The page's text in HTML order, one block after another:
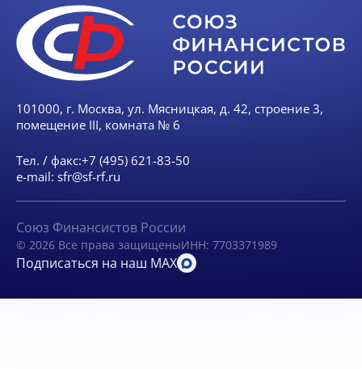
101000, г. Москва, ул. Мясницкая, д. 42, строение 3,
помещение III, комната № 6
Тел. / факс:+7 (495) 621-83-50
e-mail: sfr@sf-rf.ru
Союз Финансистов России
© 2026 Все права защищеныИНН: 7703371989
Подписаться на наш MAX